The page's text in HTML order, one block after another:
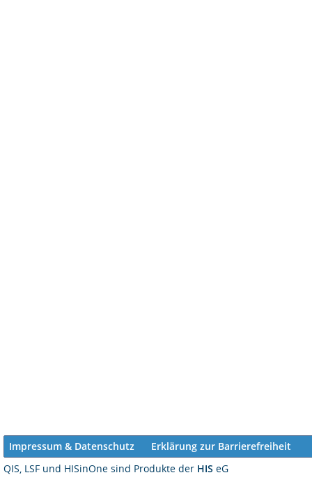
Impressum & Datenschutz
Erklärung zur Barrierefreiheit
QIS, LSF und HISinOne sind Produkte der HIS eG